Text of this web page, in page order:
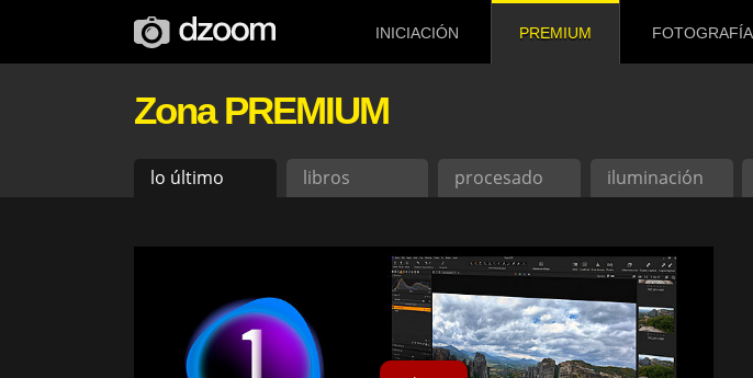
INICIACIÓN PREMIUM FOTOGRAFÍA
Zona PREMIUM
lo último libros procesado iluminación